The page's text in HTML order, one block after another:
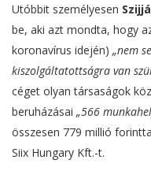
Utóbbit személyesen
be, aki azt mondta, hogy
koronavírus idején) „nem
kiszolgáltatottságra van
céget olyan társaságok
beruházásai „566
összesen 779 millió
Siix Hungary Kft.-t.